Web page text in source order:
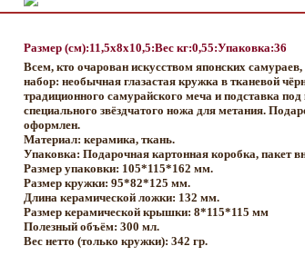
Размер (см):11,5x8x10,5:Вес кг:0,55:Упаковка:36
Всем, кто очарован искусством японских
набор: необычная глазастая кружка в тканевой
традиционного самурайского меча и подставка
специального звёздчатого ножа для метания.
оформлен.
Материал: керамика, ткань.
Упаковка: Подарочная картонная коробка, пакет
Размер упаковки: 105*115*162 мм.
Размер кружки: 95*82*125 мм.
Длина керамической ложки: 132 мм.
Размер керамической крышки: 8*115*115 мм
Полезный объём: 300 мл.
Вес нетто (только кружки): 342 гр.